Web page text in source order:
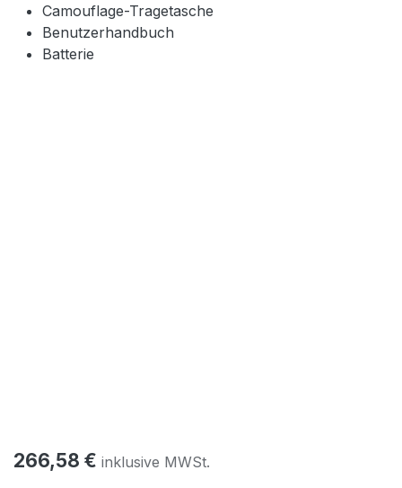
Camouflage-Tragetasche
Benutzerhandbuch
Batterie
266,58 € inklusive MWSt.